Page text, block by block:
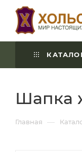
Шапка
Главная —